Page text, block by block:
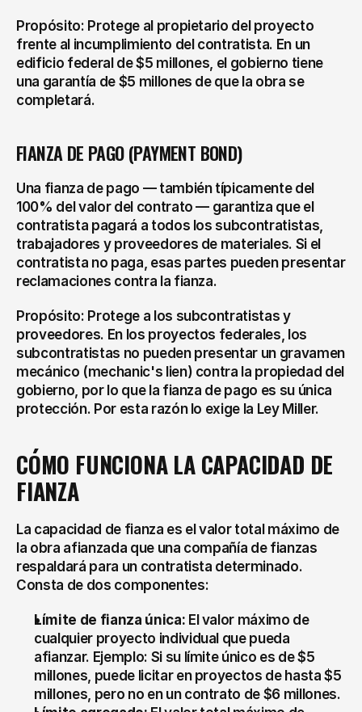
Propósito: Protege al propietario del proyecto
frente al incumplimiento del contratista. En un
edificio federal de $5 millones, el gobierno tiene
una garantía de $5 millones de que la obra se
completará.
FIANZA DE PAGO (PAYMENT BOND)
Una fianza de pago — también típicamente del
100% del valor del contrato — garantiza que el
contratista pagará a todos los subcontratistas,
trabajadores y proveedores de materiales. Si el
contratista no paga, esas partes pueden presentar
reclamaciones contra la fianza.
Propósito: Protege a los subcontratistas y
proveedores. En los proyectos federales, los
subcontratistas no pueden presentar un gravamen
mecánico (mechanic's lien) contra la propiedad del
gobierno, por lo que la fianza de pago es su única
protección. Por esta razón lo exige la Ley Miller.
CÓMO FUNCIONA LA CAPACIDAD DE
FIANZA
La capacidad de fianza es el valor total máximo de
la obra afianzada que una compañía de fianzas
respaldará para un contratista determinado.
Consta de dos componentes:
Límite de fianza única: El valor máximo de
cualquier proyecto individual que pueda
afianzar. Ejemplo: Si su límite único es de $5
millones, puede licitar en proyectos de hasta $5
millones, pero no en un contrato de $6 millones.